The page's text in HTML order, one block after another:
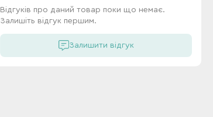
Відгуків про даний товар поки що немає.
Залишіть відгук першим.
Залишити відгук